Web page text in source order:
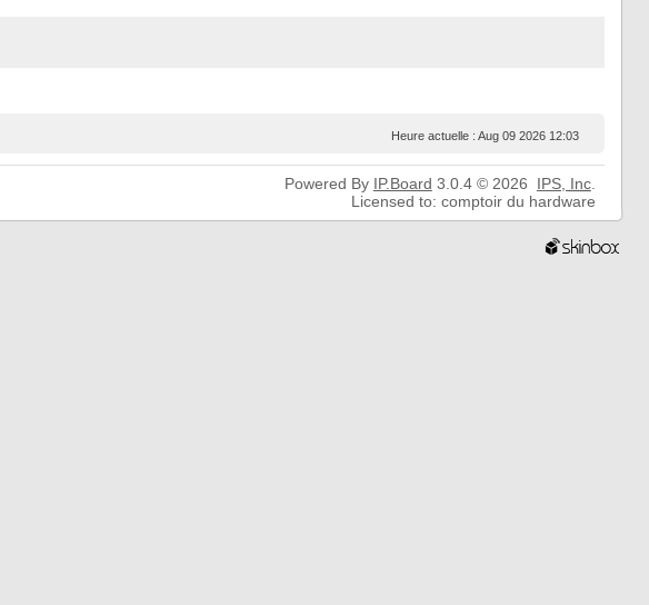
Heure actuelle : Aug 09 2026 12:03
Powered By IP.Board 3.0.4 © 2026 IPS, Inc.
Licensed to: comptoir du hardware